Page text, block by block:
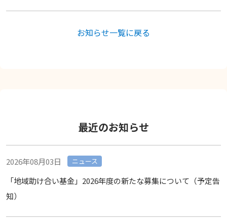
お知らせ一覧に戻る
最近のお知らせ
2026年08月03日 ニュース
「地域助け合い基金」2026年度の新たな募集について（予定告
知）